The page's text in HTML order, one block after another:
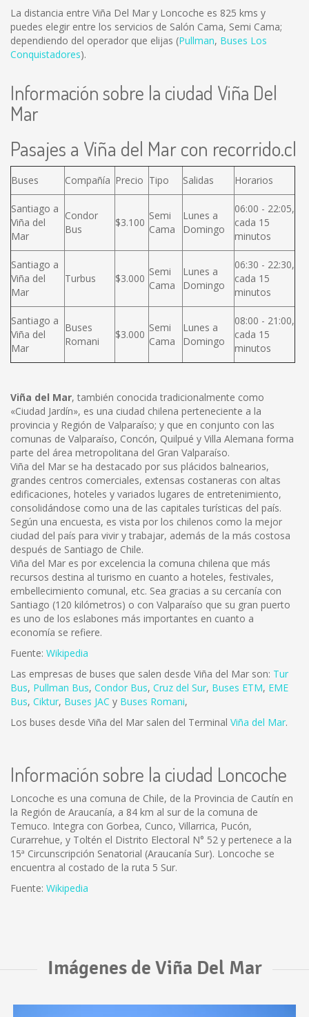
La distancia entre Viña Del Mar y Loncoche es 825 kms y
puedes elegir entre los servicios de Salón Cama, Semi Cama;
dependiendo del operador que elijas (Pullman, Buses Los
Conquistadores).
Información sobre la ciudad Viña Del
Mar
Pasajes a Viña del Mar con recorrido.cl
Buses Compañía Precio Tipo Salidas Horarios
Santiago a
Viña del
Mar
Condor
Bus
$3.100
Semi
Cama
Lunes a
Domingo
06:00 - 22:05,
cada 15
minutos
Santiago a
Viña del
Mar
Turbus $3.000
Semi
Cama
Lunes a
Domingo
06:30 - 22:30,
cada 15
minutos
Santiago a
Viña del
Mar
Buses
Romani
$3.000
Semi
Cama
Lunes a
Domingo
08:00 - 21:00,
cada 15
minutos
Viña del Mar, también conocida tradicionalmente como
«Ciudad Jardín», es una ciudad chilena perteneciente a la
provincia y Región de Valparaíso; y que en conjunto con las
comunas de Valparaíso, Concón, Quilpué y Villa Alemana forma
parte del área metropolitana del Gran Valparaíso.
Viña del Mar se ha destacado por sus plácidos balnearios,
grandes centros comerciales, extensas costaneras con altas
edificaciones, hoteles y variados lugares de entretenimiento,
consolidándose como una de las capitales turísticas del país.
Según una encuesta, es vista por los chilenos como la mejor
ciudad del país para vivir y trabajar, además de la más costosa
después de Santiago de Chile.
Viña del Mar es por excelencia la comuna chilena que más
recursos destina al turismo en cuanto a hoteles, festivales,
embellecimiento comunal, etc. Sea gracias a su cercanía con
Santiago (120 kilómetros) o con Valparaíso que su gran puerto
es uno de los eslabones más importantes en cuanto a
economía se refiere.
Fuente: Wikipedia
Las empresas de buses que salen desde Viña del Mar son: Tur
Bus, Pullman Bus, Condor Bus, Cruz del Sur, Buses ETM, EME
Bus, Ciktur, Buses JAC y Buses Romani,
Los buses desde Viña del Mar salen del Terminal Viña del Mar.
Información sobre la ciudad Loncoche
Loncoche es una comuna de Chile, de la Provincia de Cautín en
la Región de Araucanía, a 84 km al sur de la comuna de
Temuco. Integra con Gorbea, Cunco, Villarrica, Pucón,
Curarrehue, y Toltén el Distrito Electoral N° 52 y pertenece a la
15ª Circunscripción Senatorial (Araucanía Sur). Loncoche se
encuentra al costado de la ruta 5 Sur.
Fuente: Wikipedia
Imágenes de Viña Del Mar